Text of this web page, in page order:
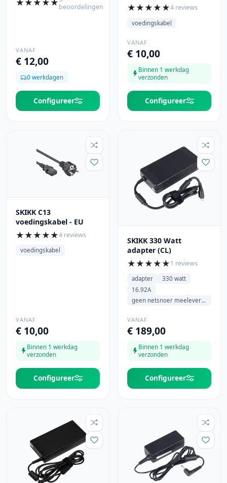
★★★★★beoordelingen
VANAF
€ 12,00
0 werkdagen
Configureer
★★★★★4 reviews
voedingskabel
VANAF
€ 10,00
Binnen 1 werkdag
verzonden
Configureer
SKIKK C13
voedingskabel - EU
★★★★★4 reviews
voedingskabel
VANAF
€ 10,00
Binnen 1 werkdag
verzonden
Configureer
SKIKK 330 Watt
adapter (CL)
★★★★★1 reviews
adapter
330 watt
16.92A
geen netsnoer meeleveren
VANAF
€ 189,00
Binnen 1 werkdag
verzonden
Configureer